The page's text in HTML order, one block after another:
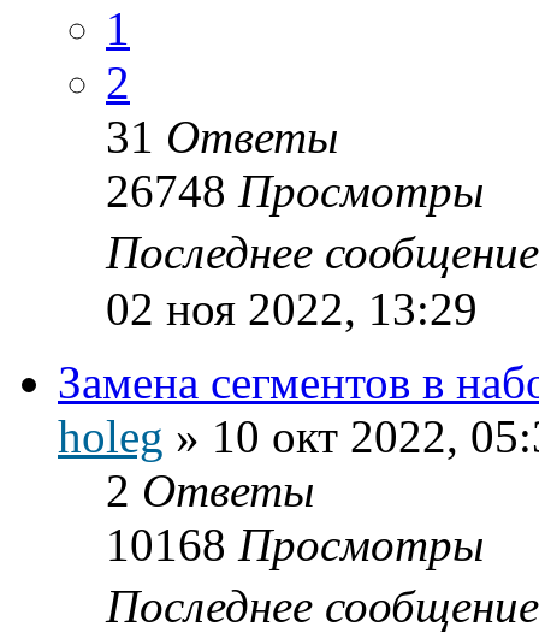
1
2
31 Ответы
26748 Просмотры
Последнее
02 ноя 2022, 13:29
Замена сегментов в
holeg » 10 окт 2022,
2 Ответы
10168 Просмотры
Последнее